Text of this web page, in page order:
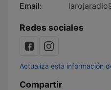
Email:
Redes sociales
Actualiza esta información
Compartir